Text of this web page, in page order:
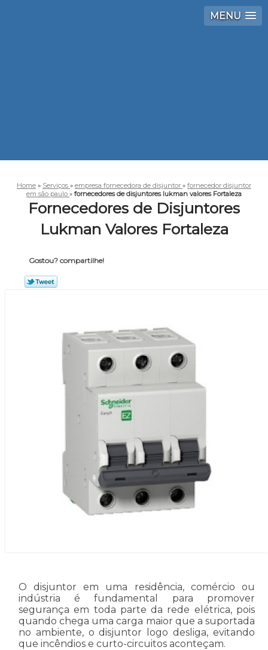
MENU
Home » Serviços » empresa fornecedora de disjuntor » fornecedor disjuntor
em são paulo » fornecedores de disjuntores lukman valores Fortaleza
Fornecedores de Disjuntores
Lukman Valores Fortaleza
Gostou? compartilhe!
O disjuntor em uma residência, comércio ou
indústria é fundamental para promover
segurança em toda parte da rede elétrica, pois
quando chega uma carga maior que a suportada
no ambiente, o disjuntor logo desliga, evitando
que incêndios e curto-circuitos aconteçam.